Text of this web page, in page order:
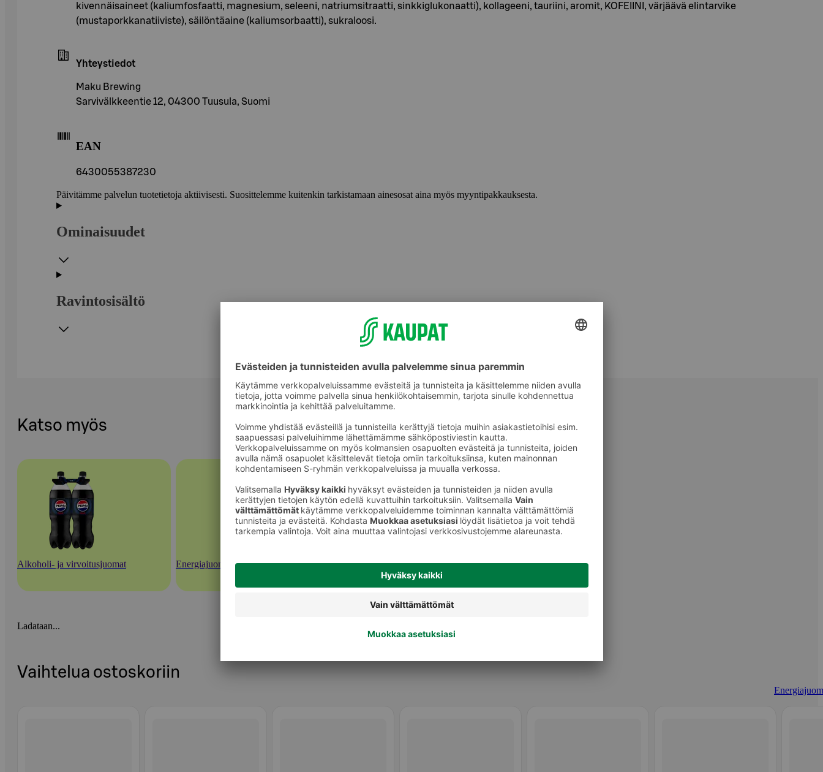
kivennäisaineet (kaliumfosfaatti, magnesium, seleeni, natriumsitraatti, sinkkiglukonaatti), kollageeni, tauriini, aromit, KOFEIINI, värjäävä elintarvike
(mustaporkkanatiiviste), säilöntäaine (kaliumsorbaatti), sukraloosi.
Yhteystiedot
Maku Brewing
Sarvivälkkeentie 12, 04300 Tuusula, Suomi
EAN
6430055387230
Päivitämme palvelun tuotetietoja aktiivisesti. Suosittelemme kuitenkin tarkistamaan ainesosat aina myös myyntipakkauksesta.
Ominaisuudet
Ravintosisältö
Katso myös
Alkoholi- ja virvoitusjuomat Energiajuomat ja urheilujuomat Energiajuomat
Ladataan...
Vaihtelua ostoskoriin